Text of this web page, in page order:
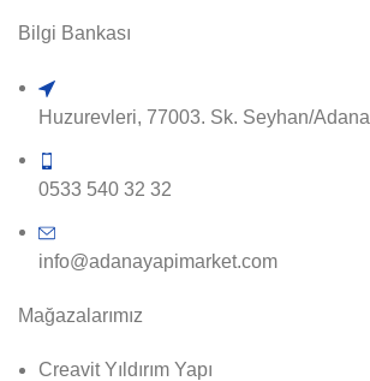
Bilgi Bankası
Huzurevleri, 77003. Sk. Seyhan/Adana
0533 540 32 32
info@adanayapimarket.com
Mağazalarımız
Creavit Yıldırım Yapı